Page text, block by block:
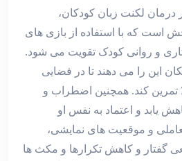
لکنت زبان کودکان،
است که با استفاده از بازی ‌های
و روانی کودک تقویت می ‌شود.
این را می‌ دهند تا در فضایی
تمرین کند. همچنین اضطراب و
یابد و اعتماد به نفس او
و موقعیت‌ های نمایشی،
گفتار و کاهش تکرارها و مکث‌ ها